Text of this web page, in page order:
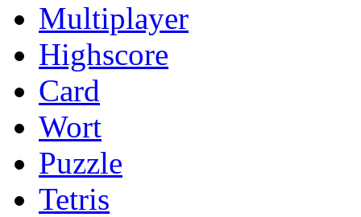
Multiplayer
Highscore
Card
Wort
Puzzle
Tetris